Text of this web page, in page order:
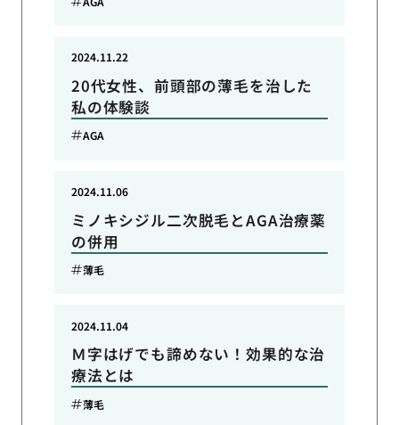
20代女性、前頭部の薄毛を治した
私の体験談
2024.11.22
AGA
ミノキシジル二次脱毛とAGA治療薬
の併用
2024.11.06
薄毛
Ｍ字はげでも諦めない！効果的な治
療法とは
2024.11.04
薄毛